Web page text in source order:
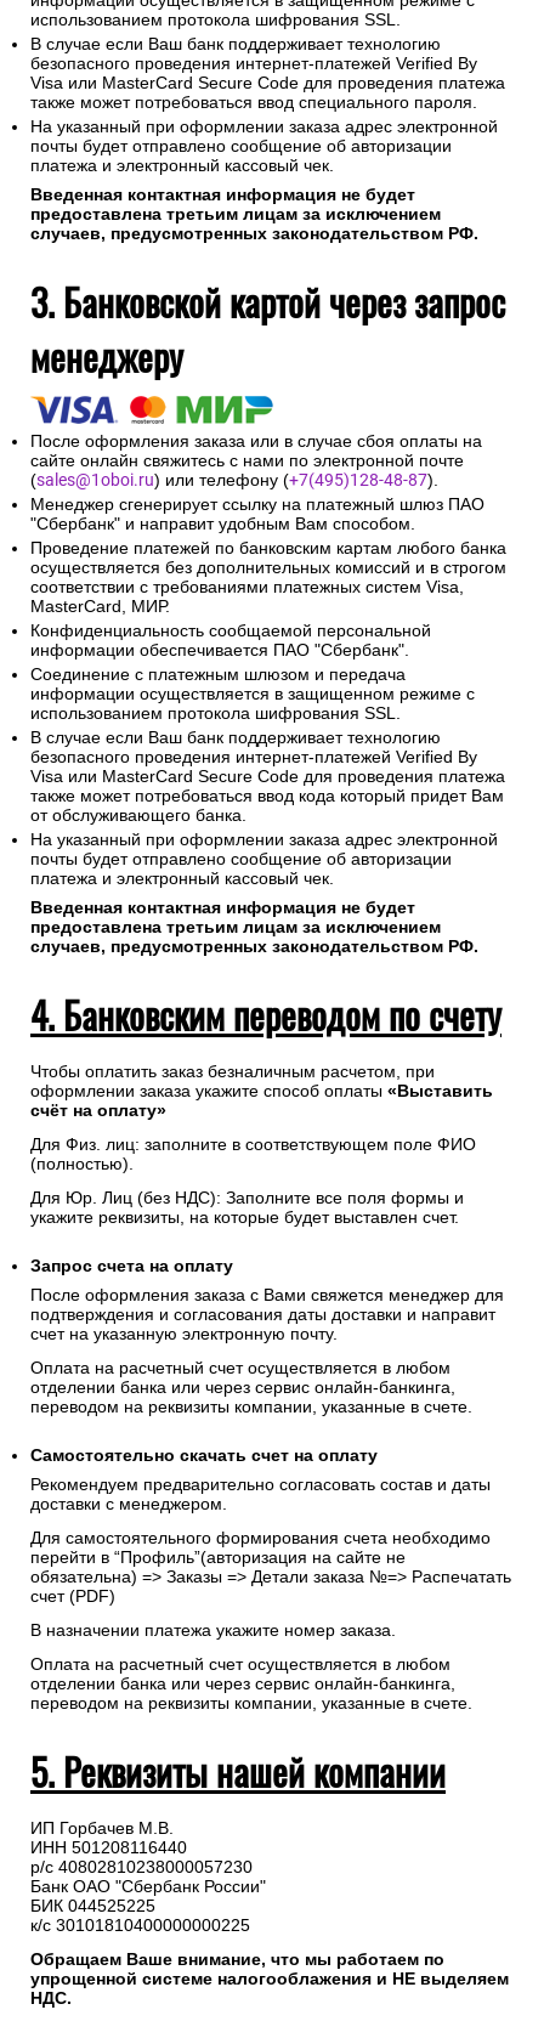
использованием протокола шифрования SSL.
В случае если Ваш банк поддерживает технологию
безопасного проведения интернет-платежей Verified By
Visa или MasterCard Secure Code для проведения платежа
также может потребоваться ввод специального пароля.
На указанный при оформлении заказа адрес электронной
почты будет отправлено сообщение об авторизации
платежа и электронный кассовый чек.
Введенная контактная информация не будет
предоставлена третьим лицам за исключением
случаев, предусмотренных законодательством РФ.
3. Банковской картой через запрос
менеджеру
После оформления заказа или в случае сбоя оплаты на
сайте онлайн свяжитесь с нами по электронной почте
(sales@1oboi.ru) или телефону (+7(495)128-48-87).
Менеджер сгенерирует ссылку на платежный шлюз ПАО
"Сбербанк" и направит удобным Вам способом.
Проведение платежей по банковским картам любого банка
осуществляется без дополнительных комиссий и в строгом
соответствии с требованиями платежных систем Visa,
MasterCard, МИР.
Конфиденциальность сообщаемой персональной
информации обеспечивается ПАО "Сбербанк".
Соединение с платежным шлюзом и передача
информации осуществляется в защищенном режиме с
использованием протокола шифрования SSL.
В случае если Ваш банк поддерживает технологию
безопасного проведения интернет-платежей Verified By
Visa или MasterCard Secure Code для проведения платежа
также может потребоваться ввод кода который придет Вам
от обслуживающего банка.
На указанный при оформлении заказа адрес электронной
почты будет отправлено сообщение об авторизации
платежа и электронный кассовый чек.
Введенная контактная информация не будет
предоставлена третьим лицам за исключением
случаев, предусмотренных законодательством РФ.
4. Банковским переводом по счету
Чтобы оплатить заказ безналичным расчетом, при
оформлении заказа укажите способ оплаты «Выставить
счёт на оплату»
Для Физ. лиц: заполните в соответствующем поле ФИО
(полностью).
Для Юр. Лиц (без НДС): Заполните все поля формы и
укажите реквизиты, на которые будет выставлен счет.
Запрос счета на оплату
После оформления заказа с Вами свяжется менеджер для
подтверждения и согласования даты доставки и направит
счет на указанную электронную почту.
Оплата на расчетный счет осуществляется в любом
отделении банка или через сервис онлайн-банкинга,
переводом на реквизиты компании, указанные в счете.
Самостоятельно скачать счет на оплату
Рекомендуем предварительно согласовать состав и даты
доставки с менеджером.
Для самостоятельного формирования счета необходимо
перейти в “Профиль”(авторизация на сайте не
обязательна) => Заказы => Детали заказа №=> Распечатать
счет (PDF)
В назначении платежа укажите номер заказа.
Оплата на расчетный счет осуществляется в любом
отделении банка или через сервис онлайн-банкинга,
переводом на реквизиты компании, указанные в счете.
5. Реквизиты нашей компании
ИП Горбачев М.В.
ИНН 501208116440
р/с 40802810238000057230
Банк ОАО "Сбербанк России"
БИК 044525225
к/с 30101810400000000225
Обращаем Ваше внимание, что мы работаем по
упрощенной системе налогооблажения и НЕ выделяем
НДС.